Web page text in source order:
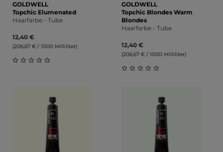
GOLDWELL
Topchic Elumenated
Haarfarbe - Tube
12,40 €
(206,67 € / 1000 Milliliter)
GOLDWELL
Topchic Blondes Warm
Blondes
Haarfarbe - Tube
12,40 €
(206,67 € / 1000 Milliliter)